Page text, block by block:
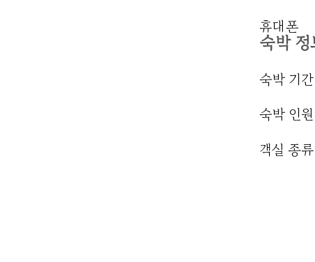
​휴대폰
숙박 정
숙박 기간
​숙박 인원
​객실 종류